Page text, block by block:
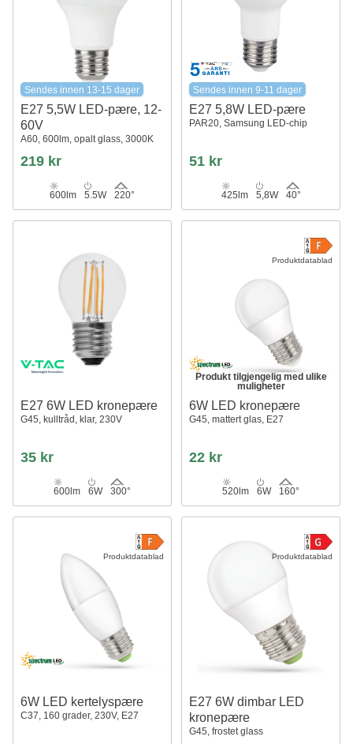
Sendes innen 13-15 dager
E27 5,5W LED-pære, 12-
60V
A60, 600lm, opalt glass, 3000K
219 kr
600lm 5.5W 220°
Sendes innen 9-11 dager
E27 5,8W LED-pære
PAR20, Samsung LED-chip
51 kr
425lm 5,8W 40°
E27 6W LED kronepære
G45, kulltråd, klar, 230V
35 kr
600lm 6W 300°
Produktdatablad
Produkt tilgjengelig med ulike
muligheter
6W LED kronepære
G45, mattert glas, E27
22 kr
520lm 6W 160°
Produktdatablad
6W LED kertelyspære
C37, 160 grader, 230V, E27
Produktdatablad
E27 6W dimbar LED
kronepære
G45, frostet glass